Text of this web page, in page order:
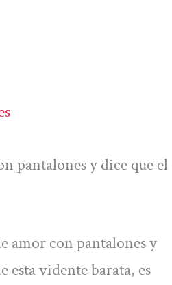
pantalones y dice que el
amor con pantalones y
esta vidente barata, es